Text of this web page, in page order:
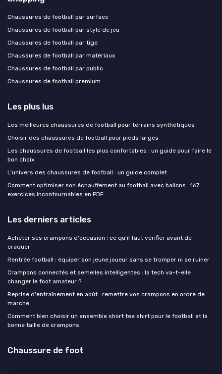
Chaussures de football par surface
Chaussures de football par style de jeu
Chaussures de football par tige
Chaussures de football par matériaux
Chaussures de football par public
Chaussures de football premium
Les plus lus
Les meilleures chaussures de football pour terrains synthétiques
Choisir des chaussures de football pour pieds larges
Les chaussures de football les plus confortables : un guide pour faire le
bon choix
L'univers des chaussures de football : un guide complet
Comment optimiser son échauffement au football avec ballons : 167
exercices incontournables en PDF
Les derniers articles
Acheter ses crampons d'occasion : ce qu'il faut vérifier avant de
craquer
Rentrée football : équiper son jeune joueur sans se tromper ni se ruiner
Crampons connectés et semelles intelligentes : la tech va-t-elle
changer le foot amateur ?
Reprise d'entraînement en août : remettre vos crampons en ordre de
marche
Comment bien choisir un ensemble short tee shirt pour le football et la
bonne taille de crampons
Chaussure de foot